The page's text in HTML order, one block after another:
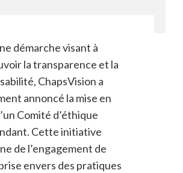
démarche visant à
la transparence et la
ChapsVision a
annoncé la mise en
Comité d’éthique
Cette initiative
de l’engagement de
envers des pratiques